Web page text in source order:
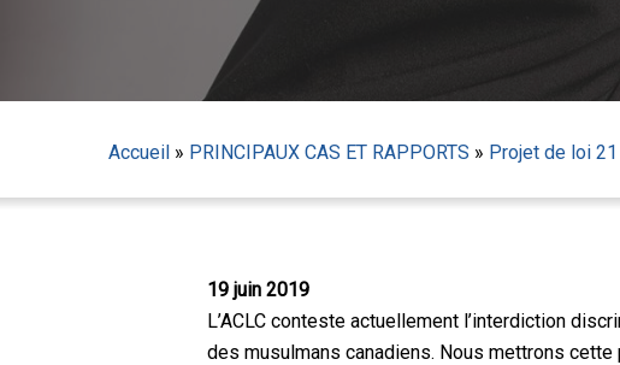
Accueil » PRINCIPAUX CAS ET RAPPORTS » Projet de loi 21
19 juin 2019
L’ACLC conteste actuellement l’interdiction
des musulmans canadiens. Nous mettrons